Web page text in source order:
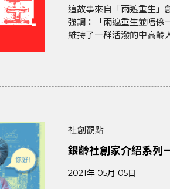
這故事來自「雨遮重生」創辦人甘維俊先生
強調：「雨遮重生並唔係
維持了一群活潑的中高齡
社創觀點
銀齡社創家介紹系列
2021年 05月 05日